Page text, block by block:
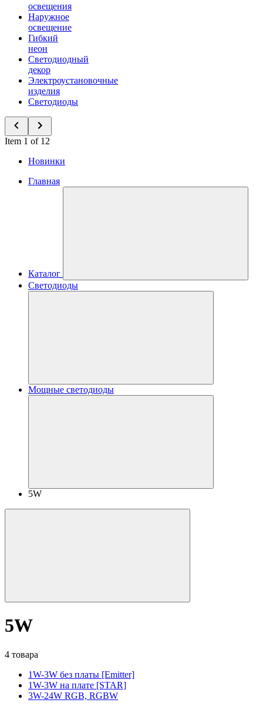
освещения
Наружное
освещение
Гибкий
неон
Светодиодный
декор
Электроустановочные
изделия
Светодиоды
Item 1 of 12
Новинки
Главная
Каталог
Светодиоды
Мощные светодиоды
5W
5W
4 товара
1W-3W без платы [Emitter]
1W-3W на плате [STAR]
3W-24W RGB, RGBW